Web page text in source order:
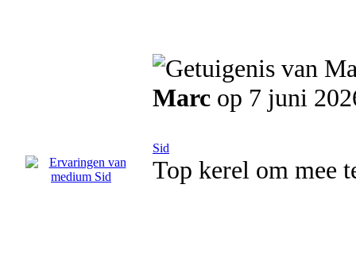
Marc op 7 juni
Sid
Top kerel om mee